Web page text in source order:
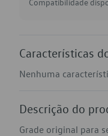
Características
Nenhuma
Descrição do
Grade original para